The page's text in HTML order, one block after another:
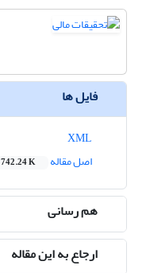
فایل ها
اصل مقاله
742.24 K
هم رسانی
ارجاع به این مقاله